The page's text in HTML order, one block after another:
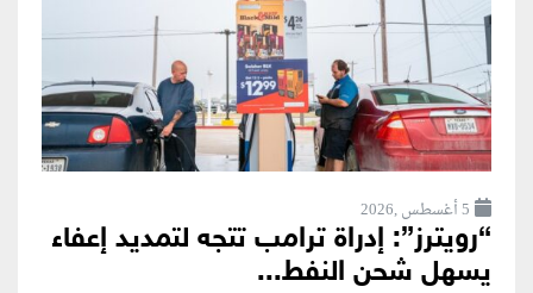
5 أغسطس ,2026
“رويترز”: إدراة ترامب تتجه لتمديد إعفاء
يسهل شحن النفط...